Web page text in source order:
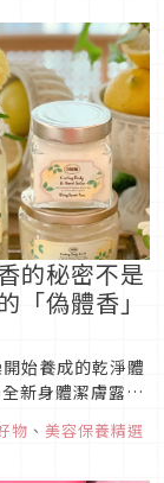
的秘密不是
「偽體香」
始養成的乾淨體
新身體潔膚露、
近的高級香氣。
物 、 美容保養精選